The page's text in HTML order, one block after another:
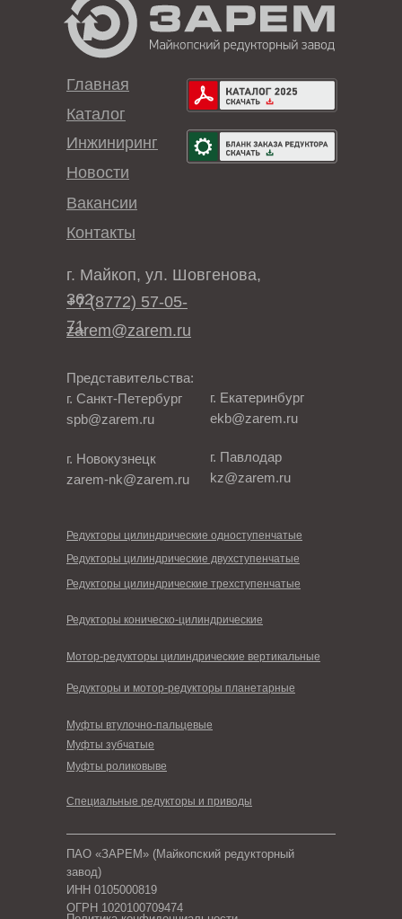
+7 (8772) 57-05-
71
Каталог
Инжиниринг
Контакты
Главная
Новости
Вакансии
zarem@zarem.ru
Редукторы цилиндрические одноступенчатые
Редукторы цилиндрические двухступенчатые
Редукторы цилиндрические трехступенчатые
Редукторы коническо-цилиндрические
Мотор-редукторы цилиндрические вертикальные
Редукторы и мотор-редукторы планетарные
Специальные редукторы и приводы
Муфты зубчатые
Муфты втулочно-пальцевые
Муфты роликовыве
г. Майкоп, ул. Шовгенова,
362
ПАО «ЗАРЕМ» (Майкопский редукторный
завод)
ИНН 0105000819
ОГРН 1020100709474
Представительства:
г. Санкт-Петербург
spb@zarem.ru
г. Екатеринбург
ekb@zarem.ru
г. Новокузнецк
zarem-nk@zarem.ru
г. Павлодар
kz@zarem.ru